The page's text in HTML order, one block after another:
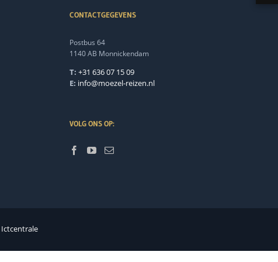
CONTACTGEGEVENS
Postbus 64
1140 AB Monnickendam
T: +31 636 07 15 09
E: info@moezel-reizen.nl
VOLG ONS OP:
Ictcentrale